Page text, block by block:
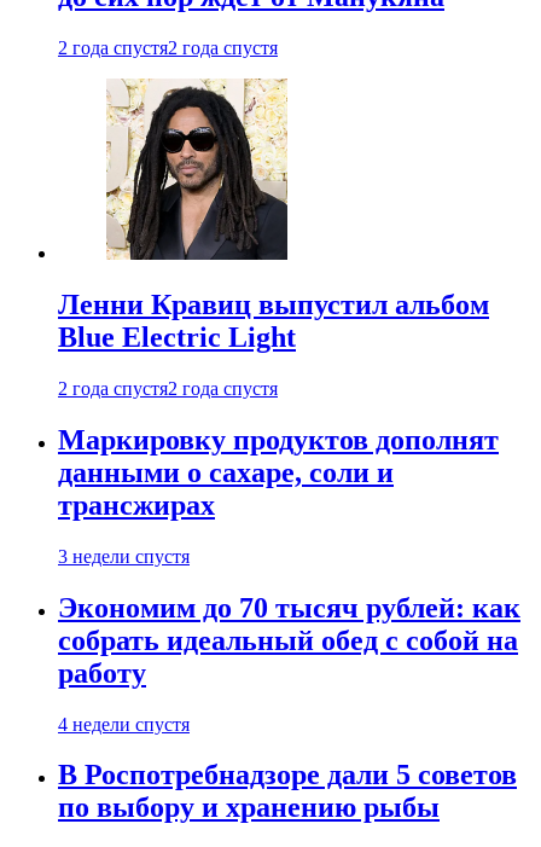
2 года спустя2 года спустя
Ленни Кравиц выпустил альбом
Blue Electric Light
2 года спустя2 года спустя
Маркировку продуктов дополнят
данными о сахаре, соли и
трансжирах
3 недели спустя
Экономим до 70 тысяч рублей: как
собрать идеальный обед с собой на
работу
4 недели спустя
В Роспотребнадзоре дали 5 советов
по выбору и хранению рыбы